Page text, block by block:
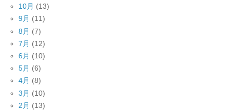
10月 (13)
9月 (11)
8月 (7)
7月 (12)
6月 (10)
5月 (6)
4月 (8)
3月 (10)
2月 (13)